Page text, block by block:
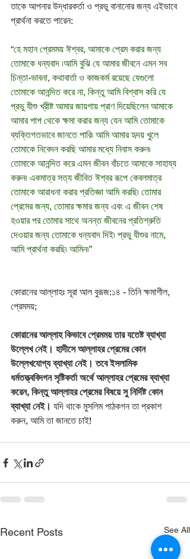
তাকে আপনার উদ্ধারকর্তা ও প্রভু বানানোর জন্য এইভাবে
প্রার্থনা করতে পারেন:
“হে মহান প্রেমময় ঈশ্বর, আমাকে প্রেম করার জন্য
তোমাকে ধন্যবাদ ৷আমি বুঝি যে আমার জীবনে এমন সব
চিন্তা-ভাবনা, কথাবার্তা ও কাজকর্ম রয়েছে যেগুলো
তোমাকে আনন্দিত করে না, কিন্তু আমি বিশ্বাস করি যে
প্রভু যীশু খ্রীষ্ট আমার জায়গায় প্রাণ দিয়েছিলেন আমাকে
আমার পাপ থেকে ক্ষমা করার জন্য যেন আমি তোমাকে
ব্যক্তিগতভাবে জানতে পারি৷ আমি আমার হৃদয় খুলে
তোমাকে নিবেদন করছি আমার মধ্যে নিবাস করুন৷
তোমাকে আনন্দিত করে এমন জীবন বাঁচতে আমাকে সাহায্য
করুন৷ একমাত্র সত্য জীবিত ঈশ্বর রূপে কেবলমাত্র
তোমাকে আরাধনা করার প্রতিজ্ঞা আমি করছি৷ তোমার
প্রেমের জন্য, তোমার ক্ষমার জন্য এবং এ জীবন শেষ
হওয়ার পর তোমার সাথে অনন্ত জীবনের প্রতিশ্রুতি
দেওয়ার জন্য তোমাকে ধন্যবাদ দিই৷ প্রভু যীশুর নামে,
আমি প্রার্থনা করছি৷ আমিন৷”
কোরানের আল্লাহঃ সূরা আল বুরূজ:১৪ - তিনি ক্ষমাশীল,
প্রেমময়;
কোরানের আল্লাহ কিভাবে প্রেমময় তার যতেষ্ট ব্যাখ্যা
উল্লেখ নেই। হাদীসে আল্লাহর প্রেমের কোন
উল্লেখযোগ্য ব্যাখ্যা নেই। তবে ইসলামিক
ধর্মতত্ত্ববিদগন সৃষ্টিকর্তা অর্থে আল্লাহর প্রেমের ব্যাখ্যা
করেন, কিন্তু আল্লাহর প্রেমের বিষয়ে সু নির্দিষ্ট কোন
ব্যাখ্যা নেই। যদি থাকে মুসলিম পাঠকগন তা প্রকাশ
করুন, আমি তা জানতে চাই!
Recent Posts See All